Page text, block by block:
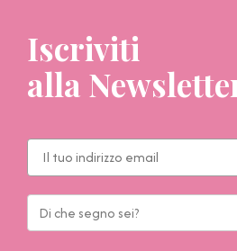
Iscriviti
alla